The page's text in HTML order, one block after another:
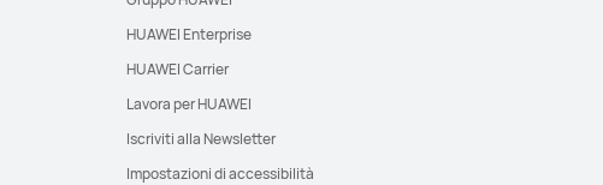
HUAWEI Enterprise
HUAWEI Carrier
Lavora per HUAWEI
Iscriviti alla Newsletter
Impostazioni di accessibilità